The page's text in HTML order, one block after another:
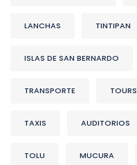
LANCHAS TINTIPAN
ISLAS DE SAN BERNARDO
TRANSPORTE TOURS
TAXIS AUDITORIOS
TOLU MUCURA